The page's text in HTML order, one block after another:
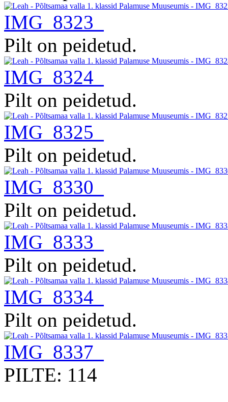
IMG_8323
Pilt on peidetud.
IMG_8324
Pilt on peidetud.
IMG_8325
Pilt on peidetud.
IMG_8330
Pilt on peidetud.
IMG_8333
Pilt on peidetud.
IMG_8334
Pilt on peidetud.
IMG_8337
PILTE: 114